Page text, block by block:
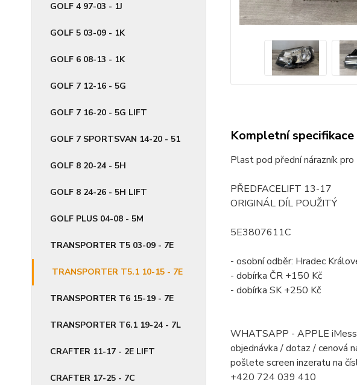
GOLF 4 97-03 - 1J
GOLF 5 03-09 - 1K
GOLF 6 08-13 - 1K
GOLF 7 12-16 - 5G
GOLF 7 16-20 - 5G LIFT
GOLF 7 SPORTSVAN 14-20 - 51
GOLF 8 20-24 - 5H
GOLF 8 24-26 - 5H LIFT
GOLF PLUS 04-08 - 5M
TRANSPORTER T5 03-09 - 7E
TRANSPORTER T5.1 10-15 - 7E
TRANSPORTER T6 15-19 - 7E
TRANSPORTER T6.1 19-24 - 7L
CRAFTER 11-17 - 2E LIFT
CRAFTER 17-25 - 7C
Kompletní specifikace
Plast pod přední nárazník
PŘEDFACELIFT 13-17
ORIGINÁL DÍL POUŽITÝ
5E3807611C
- osobní odběr: Hradec
- dobírka ČR +150 Kč
- dobírka SK +250 Kč
WHATSAPP - APPLE
objednávka / dotaz / cenová
pošlete screen inzeratu na
+420 724 039 410